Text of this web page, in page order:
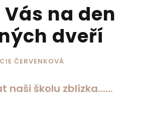
na den
dveří
ČERVENKOVÁ
naši školu zblízka......